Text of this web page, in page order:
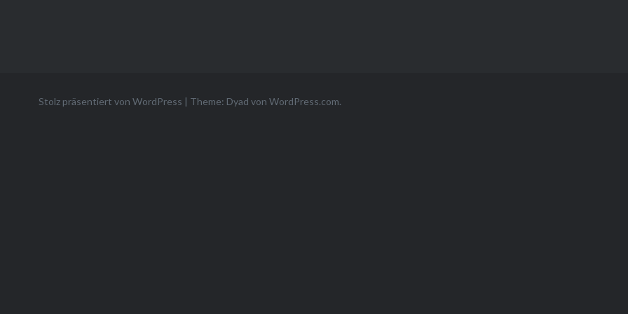
Stolz präsentiert von WordPress | Theme: Dyad von WordPress.com.